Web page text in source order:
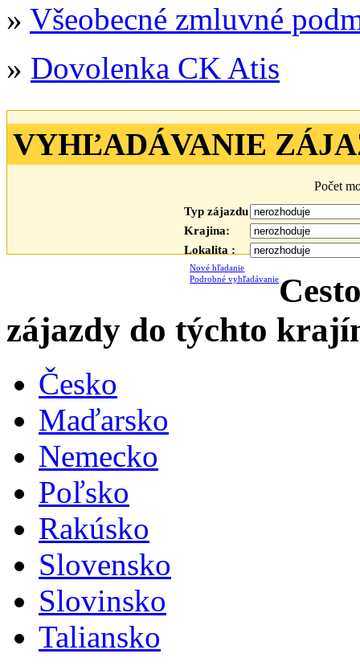
» Všeobecné zmluvné
» Dovolenka CK Atis
VYHĽADÁVANIE
Počet
Typ zájazdu :
Krajina:
Lokalita :
Nové hľadanie
Podrobné vyhľadávanie
zájazdy do týchto
Česko
Maďarsko
Nemecko
Poľsko
Rakúsko
Slovensko
Slovinsko
Taliansko